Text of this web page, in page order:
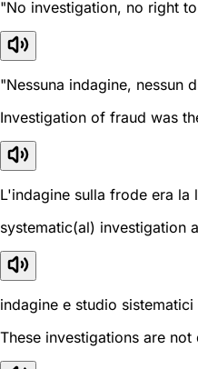
"No investigation, no right
"Nessuna indagine, nessun
Investigation of fraud was
L'indagine sulla frode era la
systematic(al) investigation
indagine e studio sistematici
These investigations are